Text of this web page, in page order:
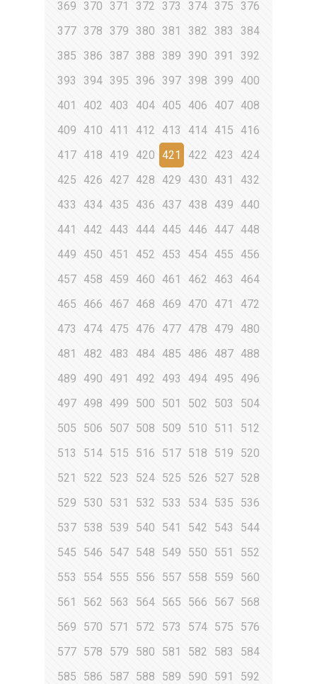
369 370 371 372 373 374 375 376
377 378 379 380 381 382 383
384
385
386 387 388 389 390 391
392
393
394 395 396 397 398 399
400
401
402 403 404 405 406 407 408
409
410 411 412 413 414 415
416
417 418 419 420 421 422 423
424
425
426 427 428 429 430 431
432
433
434 435 436 437 438 439
440
441
442 443 444 445 446 447 448
449
450 451 452 453 454 455
456
457 458 459 460 461 462 463
464
465
466 467 468 469 470 471
472
473
474 475 476 477 478 479
480
481
482 483 484 485 486 487 488
489
490 491 492 493 494 495
496
497 498 499 500 501 502 503
504
505
506 507 508 509 510 511
512
513
514 515 516 517 518 519
520
521
522 523 524 525 526 527 528
529
530 531 532 533 534 535
536
537 538 539 540 541 542 543
544
545
546 547 548 549 550 551
552
553
554 555 556 557 558 559
560
561
562 563 564 565 566 567 568
569
570 571 572 573 574 575
576
577 578 579 580 581 582 583
584
585
586 587 588 589 590 591
592